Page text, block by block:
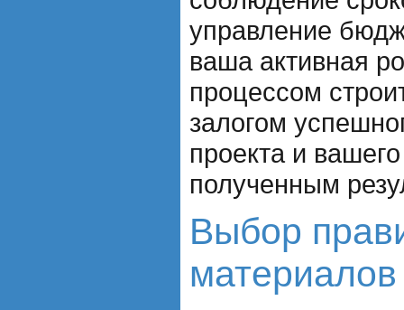
управление
ваша активная
процессом
залогом
проекта и
полученным
Выбор
материалов